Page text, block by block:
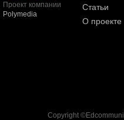
Проект компании
Polymedia
Статьи
О проекте
Copyright